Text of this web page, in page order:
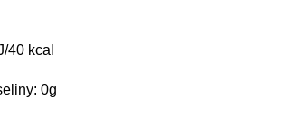
40 kcal
0g